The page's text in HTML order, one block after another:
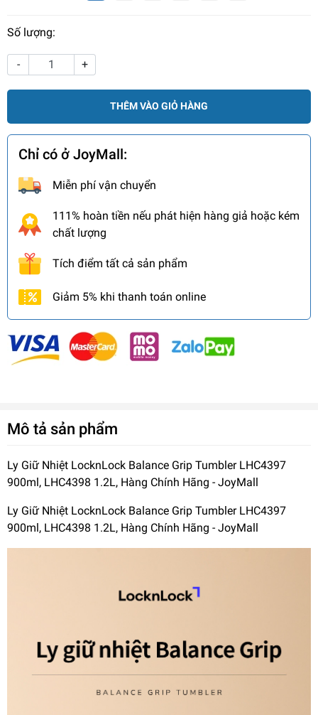
Số lượng:
- +
THÊM VÀO GIỎ HÀNG
Chỉ có ở JoyMall:
Miễn phí vận chuyển
111% hoàn tiền nếu phát hiện hàng giả hoặc kém
chất lượng
Tích điểm tất cả sản phẩm
Giảm 5% khi thanh toán online
Mô tả sản phẩm
Ly Giữ Nhiệt LocknLock Balance Grip Tumbler LHC4397
900ml, LHC4398 1.2L, Hàng Chính Hãng - JoyMall
Ly Giữ Nhiệt LocknLock Balance Grip Tumbler LHC4397
900ml, LHC4398 1.2L, Hàng Chính Hãng - JoyMall